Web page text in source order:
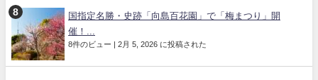
国指定名勝・史跡「向島百花園」で「梅まつり」開
催！...
8件のビュー | 2月 5, 2026 に投稿された